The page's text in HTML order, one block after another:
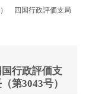
） 四国行政評価支局
行政評価支
第3043号）